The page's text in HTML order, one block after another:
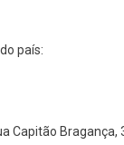
país:
Capitão Bragança,